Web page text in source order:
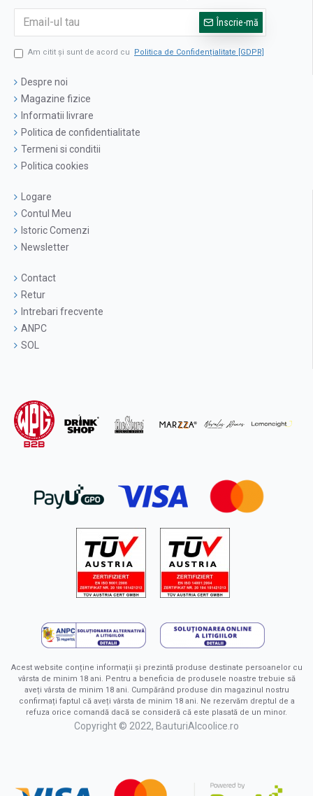
Înscrie-mă
Am citit şi sunt de acord cu Politica de Confidențialitate [GDPR]
Despre noi
Magazine fizice
Informatii livrare
Politica de confidentialitate
Termeni si conditii
Politica cookies
Logare
Contul Meu
Istoric Comenzi
Newsletter
Contact
Retur
Intrebari frecvente
ANPC
SOL
Acest website conține informații și prezintă produse destinate persoanelor cu
vârsta de minim 18 ani. Pentru a beneficia de produsele noastre trebuie să
aveți vârsta de minim 18 ani. Cumpărând produse din magazinul nostru
confirmați faptul că aveți vârsta de minim 18 ani. Ne rezervăm dreptul de a
refuza orice comandă dacă se consideră că este plasată de un minor.
Copyright © 2022, BauturiAlcoolice.ro